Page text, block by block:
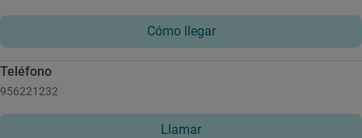
Cómo llegar
Teléfono
956221232
Llamar